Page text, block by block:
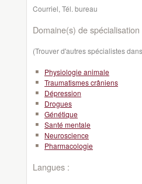
Courriel, Tél. bureau
Domaine(s) de spécialisation
(Trouver d'autres spécialistes
Physiologie animale
Traumatismes crâniens
Dépression
Drogues
Génétique
Santé mentale
Neuroscience
Pharmacologie
Langues :